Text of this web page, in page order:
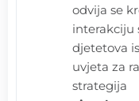
odvija se
interakciju
djetetova
uvjeta za
strategija